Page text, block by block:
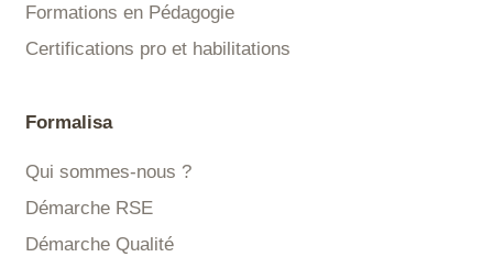
Formations en Pédagogie
Certifications pro et habilitations
Formalisa
Qui sommes-nous ?
Démarche RSE
Démarche Qualité